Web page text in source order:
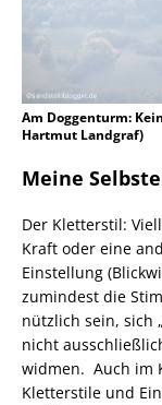
Am Doggenturm:
Hartmut Landgraf)
Meine
Der Kletterstil:
Kraft oder eine
Einstellung
zumindest die
nützlich sein, sich
nicht
widmen. Auch im
Kletterstile und